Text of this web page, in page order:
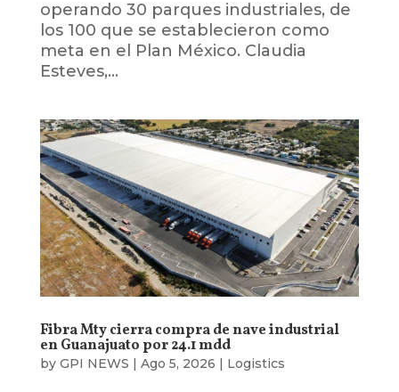
operando 30 parques industriales, de
los 100 que se establecieron como
meta en el Plan México. Claudia
Esteves,...
Fibra Mty cierra compra de nave industrial
en Guanajuato por 24.1 mdd
by GPI NEWS | Ago 5, 2026 | Logistics